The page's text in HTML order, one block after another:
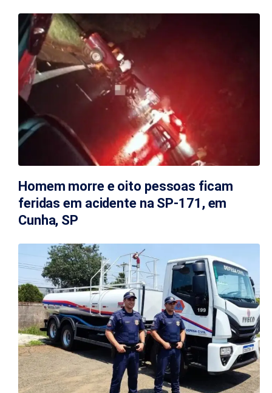
Homem morre e oito pessoas ficam
feridas em acidente na SP-171, em
Cunha, SP